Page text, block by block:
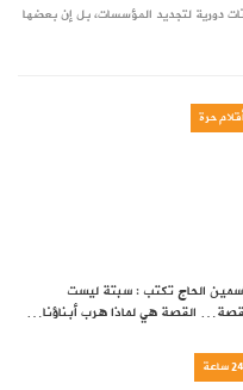
دورية لتجديد المؤسسات، بل إن بعضها
أقلام حرة
الحاج تكتب : سبتة ليست
القصة هي لماذا هرب أبناؤنا…
24 ساعة